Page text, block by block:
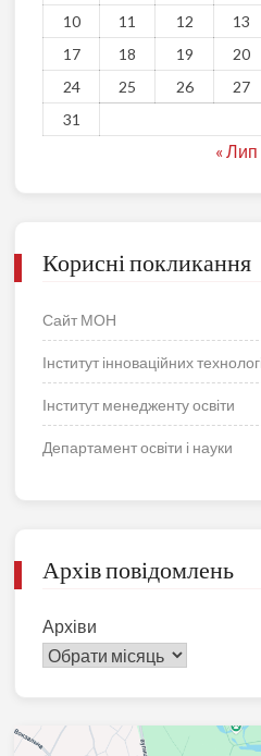
10
11 12 13
17
18 19 20
24
25 26 27
31
« Лип
Корисні покликання
Сайт МОН
Інститут інноваційних
Інститут менедженту освіти
Департамент освіти і науки
Архів повідомлень
Архіви